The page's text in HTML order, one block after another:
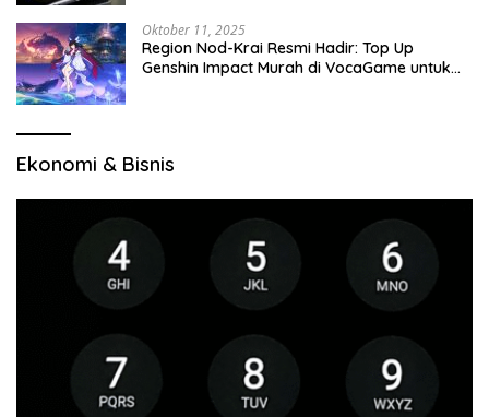
Oktober 11, 2025
Region Nod-Krai Resmi Hadir: Top Up
Genshin Impact Murah di VocaGame untuk
Ekonomi & Bisnis